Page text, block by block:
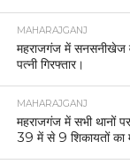
MAHARAJGANJ
महराजगंज में सनसनीखेज
पत्नी गिरफ्तार।
MAHARAJGANJ
महराजगंज में सभी थानों
39 में से 9 शिकायतों का